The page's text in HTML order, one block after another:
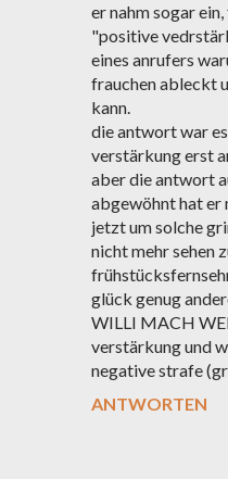
er nahm sogar
"positive
eines anrufers
frauchen ableckt
kann.
die antwort war
verstärkung erst
aber die antwort
abgewöhnt hat er
jetzt um solche
nicht mehr sehen
glück genug
WILLI MACH
verstärkung und
negative strafe
ANTWORTEN